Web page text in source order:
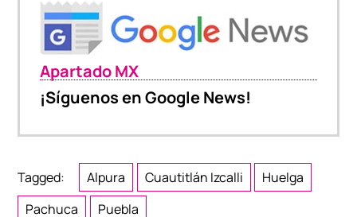
Apartado MX
¡Síguenos en Google News!
Tagged: Alpura Cuautitlán Izcalli
Huelga
Pachuca
Puebla